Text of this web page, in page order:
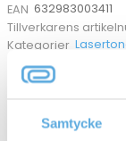
Samtycke
EAN 632983003411
Tillverkarens
Kategorier